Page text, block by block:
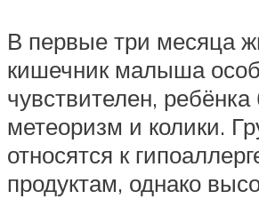
В первые три месяца
кишечник малыша
чувствителен, ребёнка
метеоризм и колики.
относятся к
продуктам, однако